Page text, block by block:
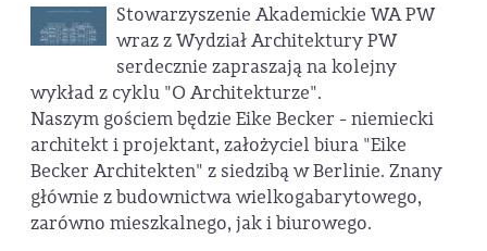
Stowarzyszenie Akademickie WA PW
wraz z Wydział Architektury PW
serdecznie zapraszają na kolejny
wykład z cyklu "O Architekturze".
Naszym gościem będzie Eike Becker - niemiecki
architekt i projektant, założyciel biura "Eike
Becker Architekten" z siedzibą w Berlinie. Znany
głównie z budownictwa wielkogabarytowego,
zarówno mieszkalnego, jak i biurowego.